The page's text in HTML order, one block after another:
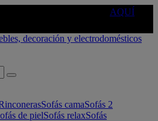
AQUÍ
Sofás camaSofás 2
de pielSofás relaxSofás